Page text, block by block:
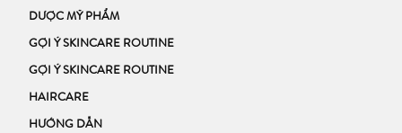
DƯỢC MỸ PHẨM
GỢI Ý SKINCARE ROUTINE
GỢI Ý SKINCARE ROUTINE
HAIRCARE
HƯỚNG DẪN